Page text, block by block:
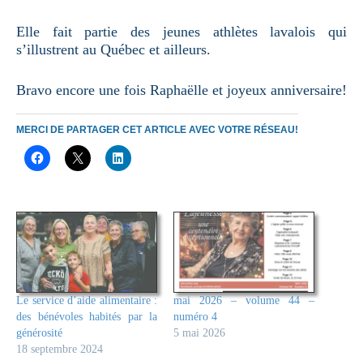
Elle fait partie des jeunes athlètes lavalois qui
s’illustrent au Québec et ailleurs.
Bravo encore une fois Raphaëlle et joyeux anniversaire!
MERCI DE PARTAGER CET ARTICLE AVEC VOTRE RÉSEAU!
Le service d’aide alimentaire :
des bénévoles habités par la
générosité
18 septembre 2024
mai 2026 – volume 44 –
numéro 4
5 mai 2026